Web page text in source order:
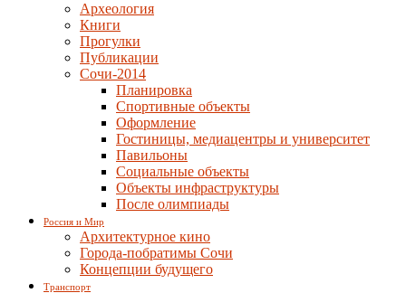
Археология
Книги
Прогулки
Публикации
Сочи-2014
Планировка
Спортивные объекты
Оформление
Гостиницы, медиацентры и университет
Павильоны
Социальные объекты
Объекты инфраструктуры
После олимпиады
Россия и Мир
Архитектурное кино
Города-побратимы Сочи
Концепции будущего
Транспорт